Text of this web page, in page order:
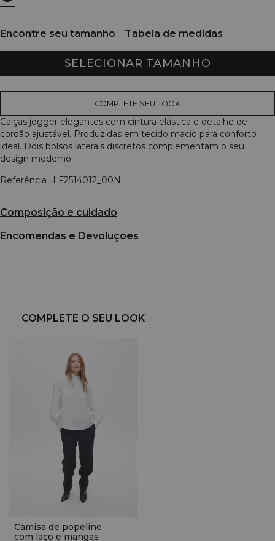
Encontre seu tamanho Tabela de medidas
SELECIONAR TAMANHO
COMPLETE SEU LOOK
Calças jogger elegantes com cintura elástica e detalhe de
cordão ajustável. Produzidas em tecido macio para conforto
ideal. Dois bolsos laterais discretos complementam o seu
design moderno.
Referência
LF2514012_00N
Composição e cuidado
Encomendas e Devoluções
COMPLETE O SEU LOOK
Camisa de popeline
com laço e mangas